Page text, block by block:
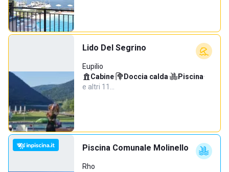
Lido Del Segrino
Eupilio
Cabine· Doccia calda· Piscina·
e altri 11…
Piscina Comunale Molinello
Rho